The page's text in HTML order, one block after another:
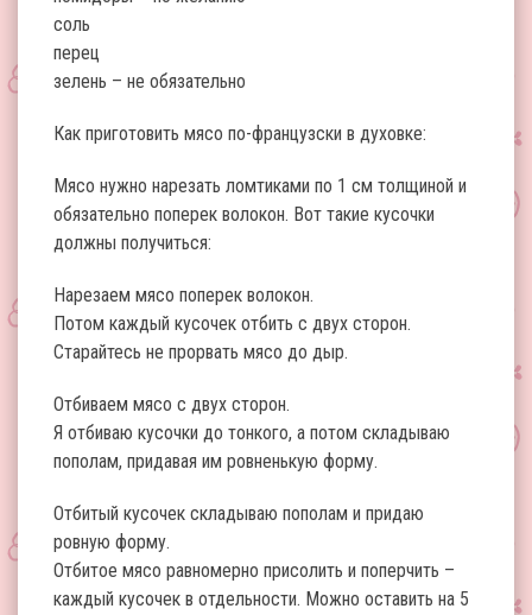
соль
перец
зелень – не обязательно
Как приготовить мясо по-французски в духовке:
Мясо нужно нарезать ломтиками по 1 см толщиной и
обязательно поперек волокон. Вот такие кусочки
должны получиться:
Нарезаем мясо поперек волокон.
Потом каждый кусочек отбить с двух сторон.
Старайтесь не прорвать мясо до дыр.
Отбиваем мясо с двух сторон.
Я отбиваю кусочки до тонкого, а потом складываю
пополам, придавая им ровненькую форму.
Отбитый кусочек складываю пополам и придаю
ровную форму.
Отбитое мясо равномерно присолить и поперчить –
каждый кусочек в отдельности. Можно оставить на 5